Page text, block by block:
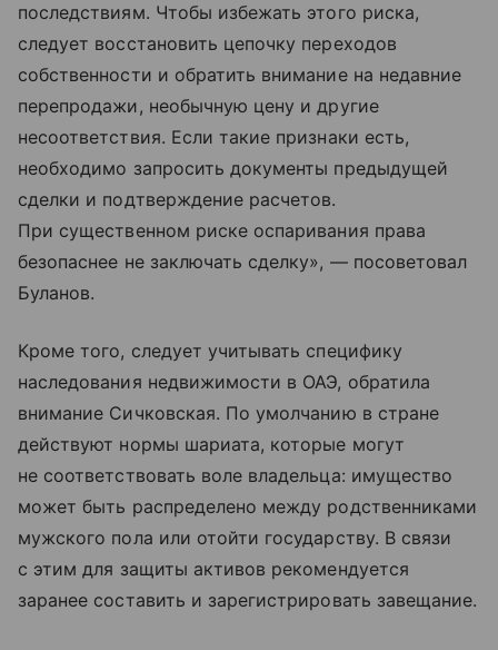
последствиям. Чтобы избежать этого риска,
следует восстановить цепочку переходов
собственности и обратить внимание на недавние
перепродажи, необычную цену и другие
несоответствия. Если такие признаки есть,
необходимо запросить документы предыдущей
сделки и подтверждение расчетов.
При существенном риске оспаривания права
безопаснее не заключать сделку», — посоветовал
Буланов.
Кроме того, следует учитывать специфику
наследования недвижимости в ОАЭ, обратила
внимание Сичковская. По умолчанию в стране
действуют нормы шариата, которые могут
не соответствовать воле владельца: имущество
может быть распределено между родственниками
мужского пола или отойти государству. В связи
с этим для защиты активов рекомендуется
заранее составить и зарегистрировать завещание.